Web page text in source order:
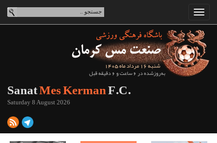
شنبه 16 مرداد ماه 1405
به‌روزشده در 6 ساعت و 6 دقیقه قبل
SanatMes KermanF.C.
Saturday 8 August 2026